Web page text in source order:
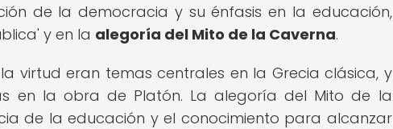
de la democracia y su énfasis en la educación,
y en la alegoría del Mito de la Caverna.
virtud eran temas centrales en la Grecia clásica, y
en la obra de Platón. La alegoría del Mito de la
de la educación y el conocimiento para alcanzar